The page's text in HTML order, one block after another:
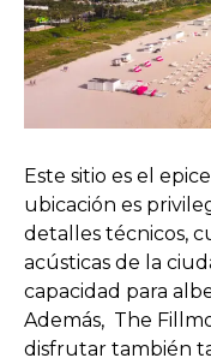
Este sitio es el
ubicación es
detalles técnicos,
acústicas de la
capacidad para
Además, The
disfrutar también